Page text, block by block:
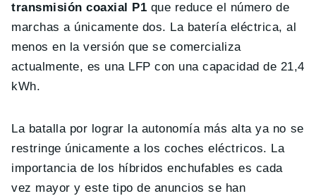
transmisión coaxial P1 que reduce el número de
marchas a únicamente dos. La batería eléctrica, al
menos en la versión que se comercializa
actualmente, es una LFP con una capacidad de 21,4
kWh.
La batalla por lograr la autonomía más alta ya no se
restringe únicamente a los coches eléctricos. La
importancia de los híbridos enchufables es cada
vez mayor y este tipo de anuncios se han